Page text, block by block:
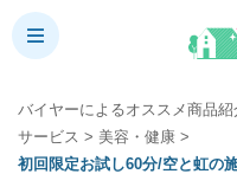
バイヤーによるオススメ商品紹
サービス > 美容・健康 >
初回限定お試し60分/空と虹の